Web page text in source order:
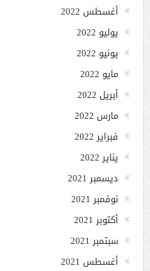
أغسطس 2022
يوليو 2022
يونيو 2022
مايو 2022
أبريل 2022
مارس 2022
فبراير 2022
يناير 2022
ديسمبر 2021
نوفمبر 2021
أكتوبر 2021
سبتمبر 2021
أغسطس 2021